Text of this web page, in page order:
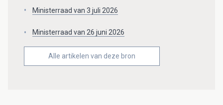
Ministerraad van 3 juli 2026
Ministerraad van 26 juni 2026
Alle artikelen van deze bron